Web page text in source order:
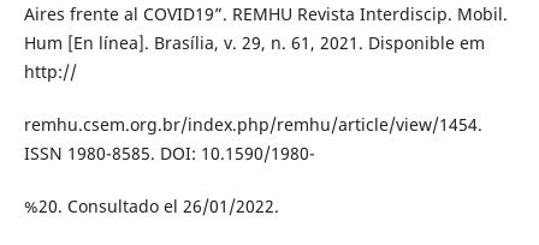
Aires frente al COVID19”. REMHU Revista Interdiscip. Mobil.
Hum [En línea]. Brasília, v. 29, n. 61, 2021. Disponible em
http://
remhu.csem.org.br/index.php/remhu/article/view/1454.
ISSN 1980-8585. DOI: 10.1590/1980-
%20. Consultado el 26/01/2022.